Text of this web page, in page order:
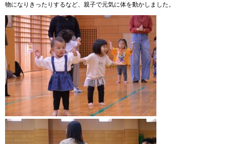
物になりきったりするなど、親子で元気に体を動かしました。